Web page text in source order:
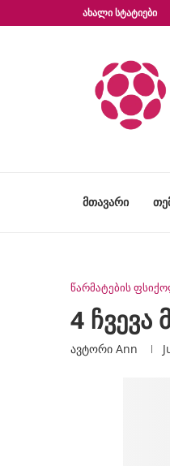
ᲐᲮᲐᲚᲘ ᲡᲢᲐᲢᲘᲔᲑᲘ
ᲛᲗᲐᲕᲐᲠᲘ
წარმატების
4 ჩვევა
ავტორი Ann